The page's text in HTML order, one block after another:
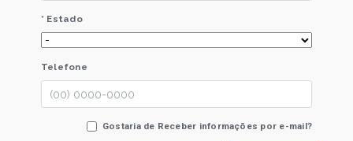
* Estado
Telefone
Gostaria de Receber informações por e-mail?